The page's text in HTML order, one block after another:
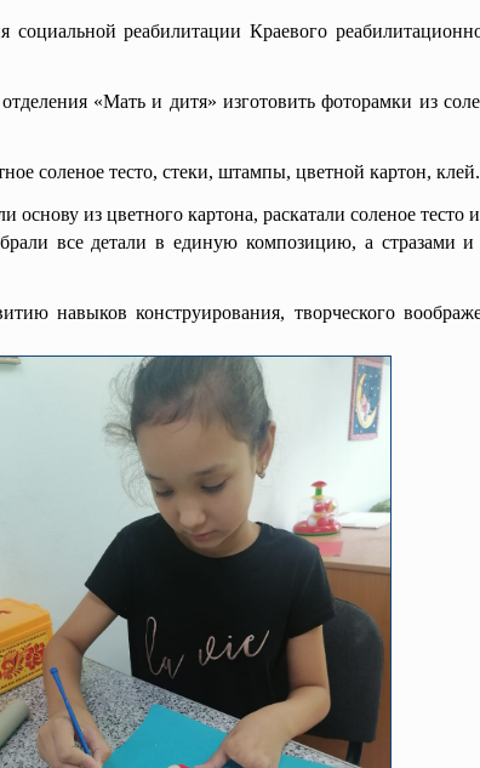
реабилитации Краевого
«Мать и дитя» изготовить фоторамки из
соленое тесто, стеки, штампы, цветной картон, клей.
из цветного картона, раскатали соленое
все детали в единую композицию, а стразами и
конструирования, творческого